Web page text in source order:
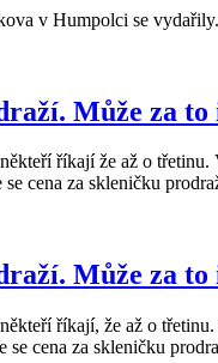
v Humpolci se
Může za to
říkají že až o
cena za skleničku
Může za to
říkají, že až o
cena za skleničku